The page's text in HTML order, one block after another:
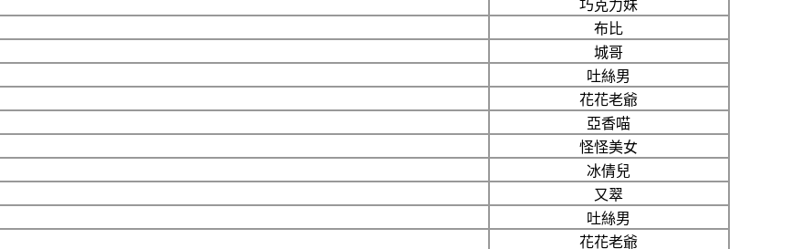
巧克力妹
布比
城哥
吐絲男
花花老爺
亞香喵
怪怪美女
冰倩兒
又翠
吐絲男
花花老爺